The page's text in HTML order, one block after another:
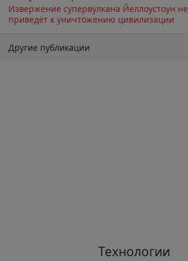
Извержение супервулкана Йеллоустоун не
приведёт к уничтожению цивилизации
Другие публикации
Технологии